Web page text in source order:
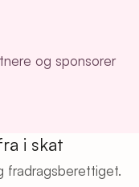
og sponsorer
i skat
fradragsberettiget.